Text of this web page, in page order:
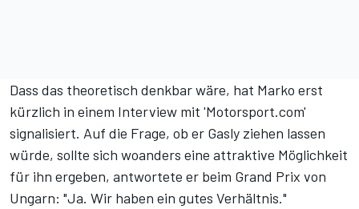
Dass das theoretisch denkbar wäre, hat Marko erst
kürzlich in einem Interview mit 'Motorsport.com'
signalisiert. Auf die Frage, ob er Gasly ziehen lassen
würde, sollte sich woanders eine attraktive Möglichkeit
für ihn ergeben, antwortete er beim Grand Prix von
Ungarn: "Ja. Wir haben ein gutes Verhältnis."